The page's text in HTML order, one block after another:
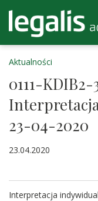
Aktualności
0111-
23-04-2020
23.04.2020
Interpretacja